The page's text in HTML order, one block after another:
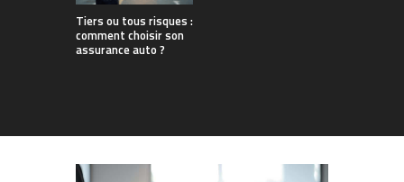
Tiers ou tous risques :
comment choisir son
assurance auto ?